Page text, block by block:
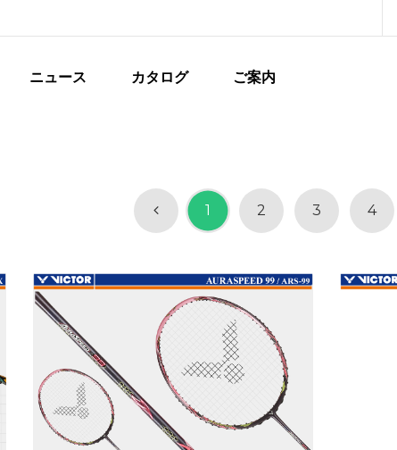
ニュース カタログ ご案内
1 2 3 4